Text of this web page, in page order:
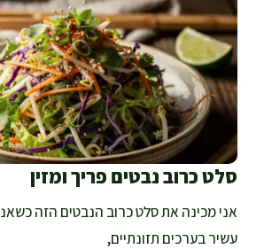
סלט כרוב נבטים פריך ומזין
אני מכינה את סלט כרוב הנבטים הזה
עשיר בערכים תזונתיים,